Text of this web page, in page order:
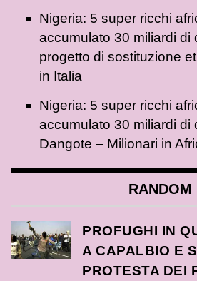
Nigeria: 5 super ricchi
accumulato 30 miliardi di
progetto di sostituzione
in Italia
Nigeria: 5 super ricchi
accumulato 30 miliardi di
Dangote – Milionari in
RANDOM
PROFUGHI IN
A CAPALBIO E
PROTESTA DEI